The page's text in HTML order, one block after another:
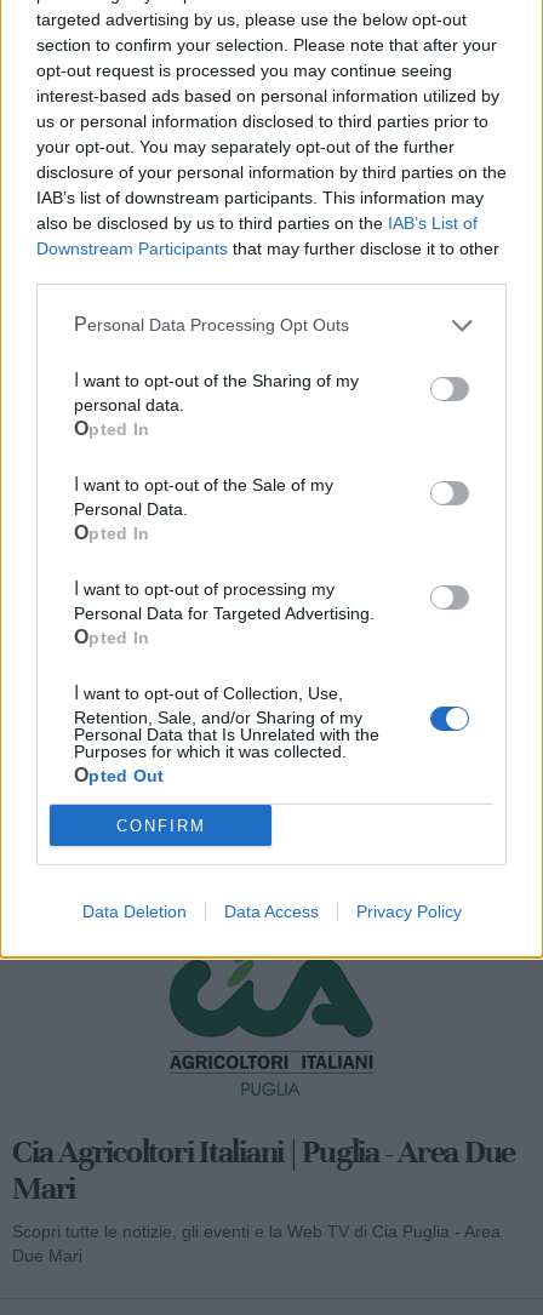
targeted advertising by us, please use the below opt-out
section to confirm your selection. Please note that after your
opt-out request is processed you may continue seeing
interest-based ads based on personal information utilized by
us or personal information disclosed to third parties prior to
your opt-out. You may separately opt-out of the further
disclosure of your personal information by third parties on the
IAB’s list of downstream participants. This information may
also be disclosed by us to third parties on the IAB’s List of
Downstream Participants that may further disclose it to other
Personal Data Processing Opt Outs
personal data.
Opted In
Personal Data.
Opted In
Personal Data for Targeted Advertising.
Opted In
Retention, Sale, and/or Sharing of my
Personal Data that Is Unrelated with the
Purposes for which it was collected.
Opted Out
CONFIRM
Data Deletion Data Access Privacy Policy
Ufficio Postale
Guardia Medica
Polizia Locale
Ecocentro e rifiuti
Pubblica illuminazione
Mondo CIA
Cia Agricoltori Italiani | Puglia - Area Due
Mari
Scopri tutte le notizie, gli eventi e la Web TV di Cia Puglia - Area
Due Mari